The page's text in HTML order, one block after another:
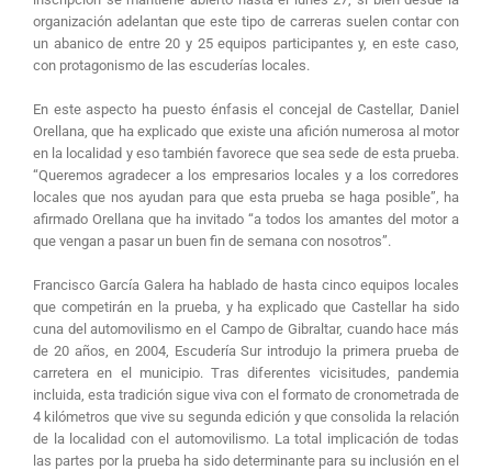
organización adelantan que este tipo de carreras suelen contar con
un abanico de entre 20 y 25 equipos participantes y, en este caso,
con protagonismo de las escuderías locales.
En este aspecto ha puesto énfasis el concejal de Castellar, Daniel
Orellana, que ha explicado que existe una afición numerosa al motor
en la localidad y eso también favorece que sea sede de esta prueba.
“Queremos agradecer a los empresarios locales y a los corredores
locales que nos ayudan para que esta prueba se haga posible”, ha
afirmado Orellana que ha invitado “a todos los amantes del motor a
que vengan a pasar un buen fin de semana con nosotros”.
Francisco García Galera ha hablado de hasta cinco equipos locales
que competirán en la prueba, y ha explicado que Castellar ha sido
cuna del automovilismo en el Campo de Gibraltar, cuando hace más
de 20 años, en 2004, Escudería Sur introdujo la primera prueba de
carretera en el municipio. Tras diferentes vicisitudes, pandemia
incluida, esta tradición sigue viva con el formato de cronometrada de
4 kilómetros que vive su segunda edición y que consolida la relación
de la localidad con el automovilismo. La total implicación de todas
las partes por la prueba ha sido determinante para su inclusión en el